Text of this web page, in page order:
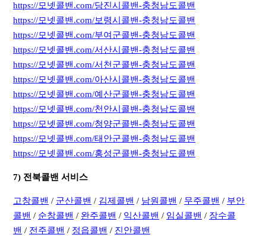
https://모넷콜밴.com/당진시콜밴-충청남도콜밴
https://모넷콜밴.com/보령시콜밴-충청남도콜밴
https://모넷콜밴.com/부여군콜밴-충청남도콜밴
https://모넷콜밴.com/서산시콜밴-충청남도콜밴
https://모넷콜밴.com/서천군콜밴-충청남도콜밴
https://모넷콜밴.com/아산시콜밴-충청남도콜밴
https://모넷콜밴.com/예산군콜밴-충청남도콜밴
https://모넷콜밴.com/천안시콜밴-충청남도콜밴
https://모넷콜밴.com/청양군콜밴-충청남도콜밴
https://모넷콜밴.com/태안군콜밴-충청남도콜밴
https://모넷콜밴.com/홍성군콜밴-충청남도콜밴
7) 전북콜밴 서비스
고창콜밴 / 군산콜밴 / 김제콜밴 / 남원콜밴 / 무주콜밴 / 부안
콜밴 / 순창콜밴 / 완주콜밴 / 익산콜밴 / 임실콜밴 / 장수콜
밴 / 전주콜밴 / 정읍콜밴 / 진안콜밴